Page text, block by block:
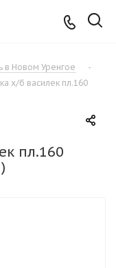
в Новом Уренгое
-
х/б василек пл.160
пл.160